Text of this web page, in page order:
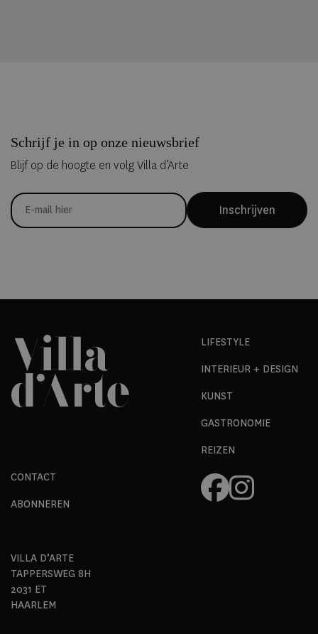
Schrijf je in op onze nieuwsbrief
Blijf op de hoogte en volg Villa d’Arte
Inschrijven
LIFESTYLE
INTERIEUR + DESIGN
KUNST
GASTRONOMIE
REIZEN
CONTACT
ABONNEREN
VILLA D’ARTE
TAPPERSWEG 8H
2031 ET
HAARLEM